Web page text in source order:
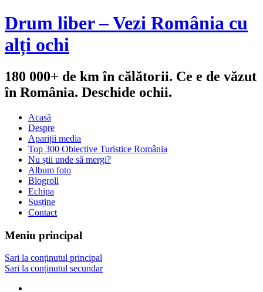
Drum liber – Vezi România cu
alți ochi
180 000+ de km în călătorii. Ce e de văzut
în România. Deschide ochii.
Acasă
Despre
Apariții media
Top 300 Obiective Turistice România
Nu știi unde să mergi?
Album foto
Blogroll
Echipa
Susține
Contact
Meniu principal
Sari la conținutul principal
Sari la conținutul secundar